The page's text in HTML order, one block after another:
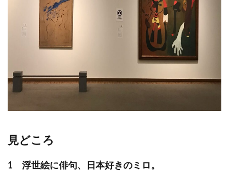
見どころ
1 浮世絵に俳句、⽇本好きのミロ。